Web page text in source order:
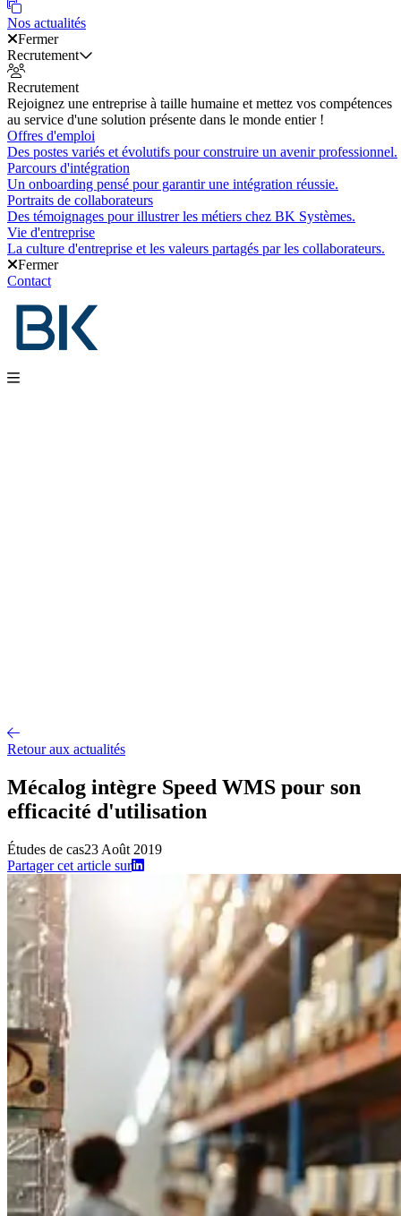
Nos actualités
Fermer
Recrutement
Recrutement
Rejoignez une entreprise à taille humaine et mettez vos compétences
au service d'une solution présente dans le monde entier !
Offres d'emploi
Des postes variés et évolutifs pour construire un avenir professionnel.
Parcours d'intégration
Un onboarding pensé pour garantir une intégration réussie.
Portraits de collaborateurs
Des témoignages pour illustrer les métiers chez BK Systèmes.
Vie d'entreprise
La culture d'entreprise et les valeurs partagés par les collaborateurs.
Fermer
Contact
Retour aux actualités
Mécalog intègre Speed WMS pour son
efficacité d'utilisation
Études de cas23 Août 2019
Partager cet article sur